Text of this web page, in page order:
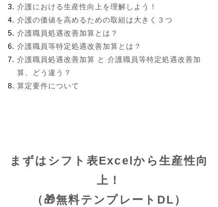
介護における生産性向上を理解しよう！
介護の価値を高めるための取組は大きく３つ
介護職員処遇改善加算とは？
介護職員等特定処遇改善加算とは？
介護職員処遇改善加算 と 介護職員等特定処遇改善加
算、どう違う？
算定要件について
まずはシフト表Excelから生産性向
上！
（🎁無料テンプレートDL）